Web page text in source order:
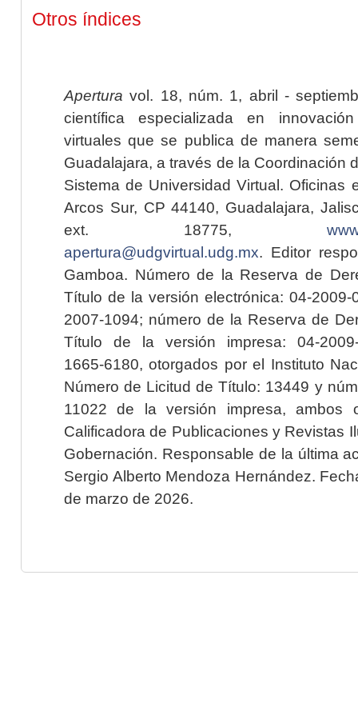
Otros índices
Apertura vol. 18, núm. 1, abril -
científica especializada en
virtuales que se publica de manera
Guadalajara, a través de la Coordinación
Sistema de Universidad Virtual. Oficinas
Arcos Sur, CP 44140, Guadalajara,
ext. 18775,
apertura@udgvirtual.udg.mx. Editor
Gamboa. Número de la Reserva de
Título de la versión electrónica: 04-2009-
2007-1094; número de la Reserva de
Título de la versión impresa: 04-2009-
1665-6180, otorgados por el Instituto
Número de Licitud de Título: 13449 y
11022 de la versión impresa, ambos
Calificadora de Publicaciones y Revistas
Gobernación. Responsable de la última
Sergio Alberto Mendoza Hernández.
de marzo de 2026.